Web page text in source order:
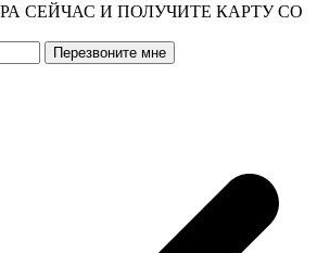
СЕЙЧАС И ПОЛУЧИТЕ КАРТУ СО
Перезвоните мне